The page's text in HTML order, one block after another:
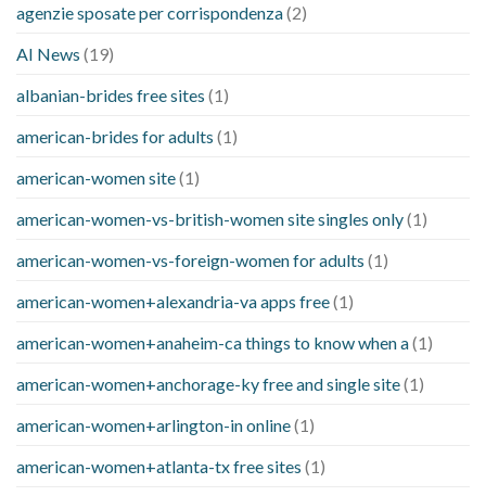
agenzie sposate per corrispondenza(2)
AI News (19)
albanian-brides free sites (1)
american-brides for adults (1)
american-women site(1)
american-women-vs-british-women site singles only(1)
american-women-vs-foreign-women for adults (1)
american-women+alexandria-va apps free(1)
american-women+anaheim-ca things to know when a(1)
american-women+anchorage-ky free and single site(1)
american-women+arlington-in online(1)
american-women+atlanta-tx free sites (1)